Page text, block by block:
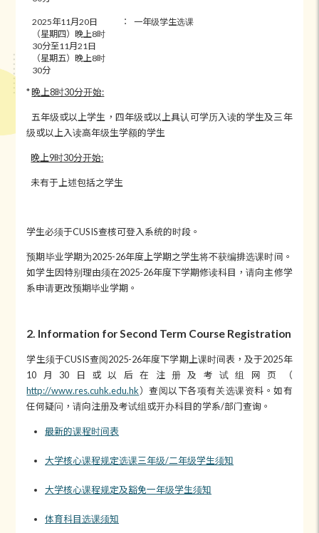
2025年11月20日
（星期四）晚上8时
30分至11月21日
（星期五）晚上8时
30分
： 一年级学生选课
*晚上8时30分开始:
五年级或以上学生，四年级或以上具认可学历入读的学生及三年
级或以上入读高年级生学额的学生
晚上9时30分开始:
未有于上述包括之学生
学生必须于CUSIS查核可登入系统的时段。
预期毕业学期为2025-26年度上学期之学生将不获编排选课时间。
如学生因特别理由须在2025-26年度下学期修读科目，请向主修学
系申请更改预期毕业学期。
2. Information for Second Term Course Registration
学生须于CUSIS查阅2025-26年度下学期上课时间表，及于2025年
10月30日或以后在注册及考试组网页（
http://www.res.cuhk.edu.hk）查阅以下各项有关选课资料。如有
任何疑问，请向注册及考试组或开办科目的学系/部门查询。
最新的课程时间表
大学核心课程规定选课三年级/二年级学生须知
大学核心课程规定及豁免一年级学生须知
体育科目选课须知